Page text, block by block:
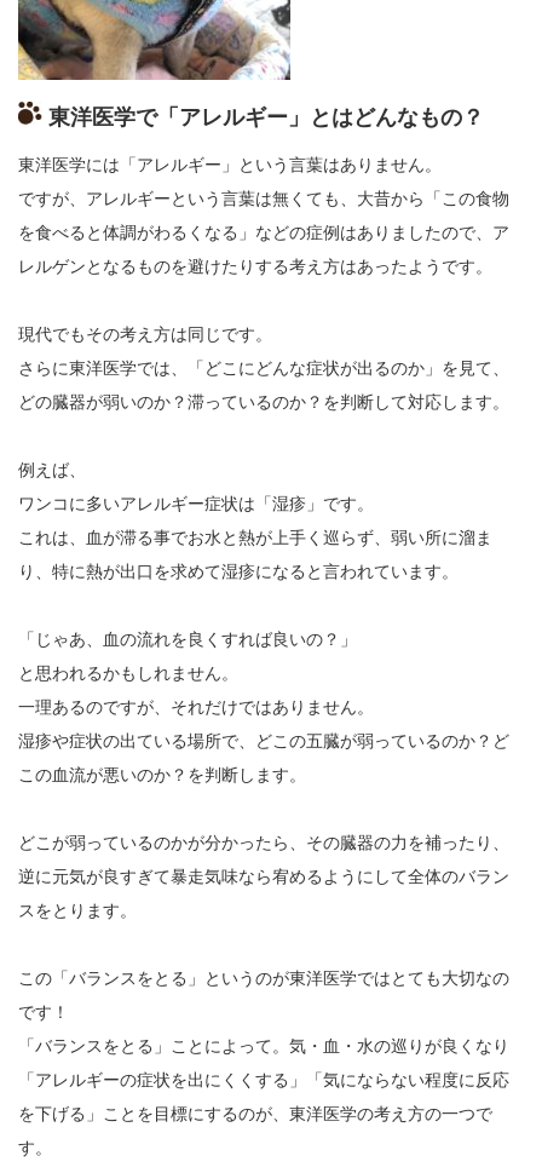
東洋医学で「アレルギー」とはどんなもの？
東洋医学には「アレルギー」という言葉はありません。
ですが、アレルギーという言葉は無くても、大昔から「この食物
を食べると体調がわるくなる」などの症例はありましたので、ア
レルゲンとなるものを避けたりする考え方はあったようです。
現代でもその考え方は同じです。
さらに東洋医学では、「どこにどんな症状が出るのか」を見て、
どの臓器が弱いのか？滞っているのか？を判断して対応します。
例えば、
ワンコに多いアレルギー症状は「湿疹」です。
これは、血が滞る事でお水と熱が上手く巡らず、弱い所に溜ま
り、特に熱が出口を求めて湿疹になると言われています。
「じゃあ、血の流れを良くすれば良いの？」
と思われるかもしれません。
一理あるのですが、それだけではありません。
湿疹や症状の出ている場所で、どこの五臓が弱っているのか？ど
この血流が悪いのか？を判断します。
どこが弱っているのかが分かったら、その臓器の力を補ったり、
逆に元気が良すぎて暴走気味なら宥めるようにして全体のバラン
スをとります。
この「バランスをとる」というのが東洋医学ではとても大切なの
です！
「バランスをとる」ことによって。気・血・水の巡りが良くなり
「アレルギーの症状を出にくくする」「気にならない程度に反応
を下げる」ことを目標にするのが、東洋医学の考え方の一つで
す。